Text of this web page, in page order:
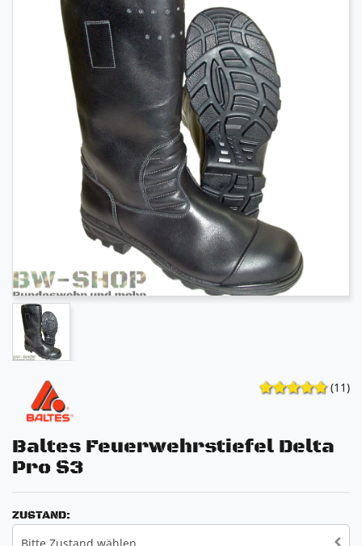
(11)
Baltes Feuerwehrstiefel Delta
Pro S3
ZUSTAND: